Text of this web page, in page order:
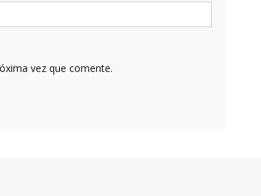
vez que comente.